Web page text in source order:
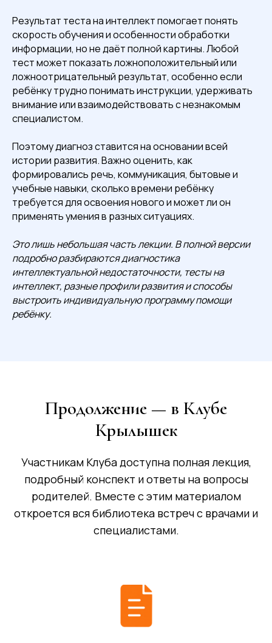
Результат теста на интеллект помогает понять
скорость обучения и особенности обработки
информации, но не даёт полной картины. Любой
тест может показать ложноположительный или
ложноотрицательный результат, особенно если
ребёнку трудно понимать инструкции, удерживать
внимание или взаимодействовать с незнакомым
специалистом.
Поэтому диагноз ставится на основании всей
истории развития. Важно оценить, как
формировались речь, коммуникация, бытовые и
учебные навыки, сколько времени ребёнку
требуется для освоения нового и может ли он
применять умения в разных ситуациях.
Это лишь небольшая часть лекции. В полной версии
подробно разбираются диагностика
интеллектуальной недостаточности, тесты на
интеллект, разные профили развития и способы
выстроить индивидуальную программу помощи
ребёнку.
Продолжение — в Клубе
Крылышек
Участникам Клуба доступна полная лекция,
подробный конспект и ответы на вопросы
родителей. Вместе с этим материалом
откроется вся библиотека встреч с врачами и
специалистами.